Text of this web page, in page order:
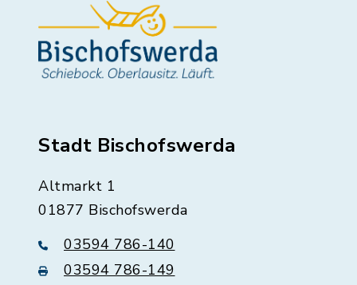
Stadt Bischofswerda
Altmarkt 1
01877 Bischofswerda
03594 786-140
03594 786-149